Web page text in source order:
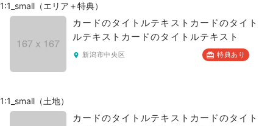
1:1_small（エリア＋特典）
カードのタイトルテキストカードのタイト
ルテキストカードのタイトルテキスト
新潟市中央区 特典あり
1:1_small（土地）
カードのタイトルテキストカードのタイト